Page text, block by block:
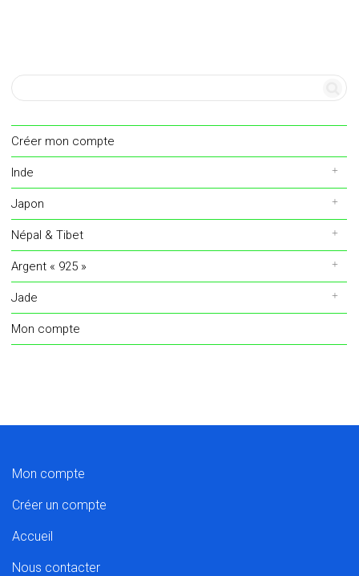
Créer mon compte
Inde
Japon
Népal & Tibet
Argent « 925 »
Jade
Mon compte
Mon compte
Créer un compte
Accueil
Nous contacter